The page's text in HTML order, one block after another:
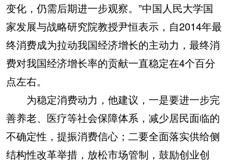
变化，仍需后期进一步观察。”中国人民大学国
家发展与战略研究院教授尹恒表示，自2014年最
终消费成为拉动我国经济增长的主动力，最终消
费对我国经济增长率的贡献一直稳定在4个百分
点左右。
为稳定消费动力，他建议，一是要进一步完
善养老、医疗等社会保障体系，减少居民面临的
不确定性，提振消费信心；二要全面落实供给侧
结构性改革举措，放松市场管制，鼓励创业创